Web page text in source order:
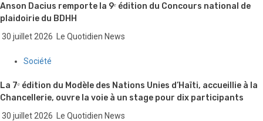
Anson Dacius remporte la 9ᵉ édition du Concours national de
plaidoirie du BDHH
30 juillet 2026 Le Quotidien News
Société
La 7ᵉ édition du Modèle des Nations Unies d’Haïti, accueillie à la
Chancellerie, ouvre la voie à un stage pour dix participants
30 juillet 2026 Le Quotidien News